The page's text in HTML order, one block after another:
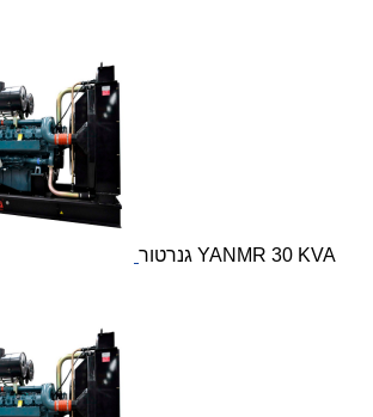
גנרטור YANMR 30 KVA